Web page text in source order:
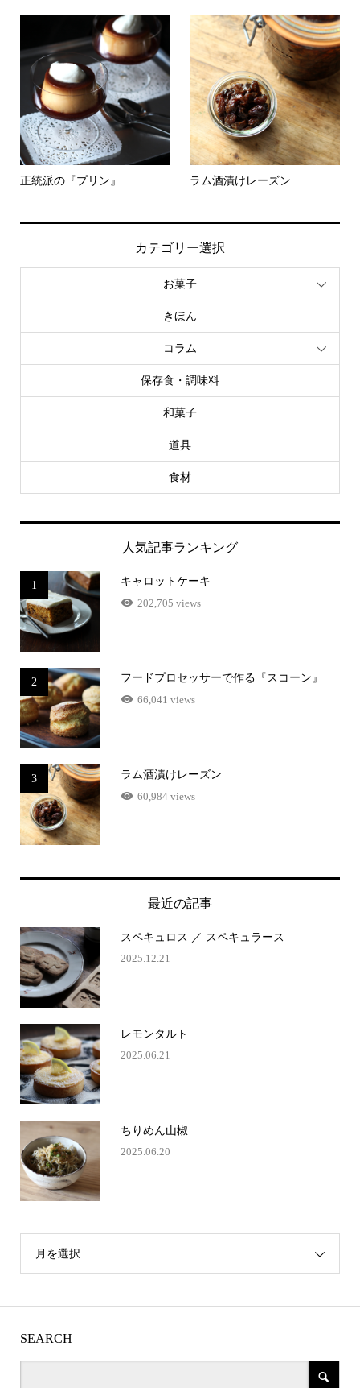
正統派の『プリン』 ラム酒漬けレーズン
カテゴリー選択
お菓子
きほん
コラム
保存食・調味料
和菓子
道具
食材
人気記事ランキング
1
キャロットケーキ
202,705 views
2
フードプロセッサーで作る『スコーン』
66,041 views
3
ラム酒漬けレーズン
60,984 views
最近の記事
スペキュロス ／ スペキュラース
2025.12.21
レモンタルト
2025.06.21
ちりめん山椒
2025.06.20
月を選択
SEARCH